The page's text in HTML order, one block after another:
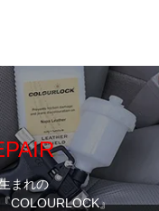
まれの
COLOURLOCK』